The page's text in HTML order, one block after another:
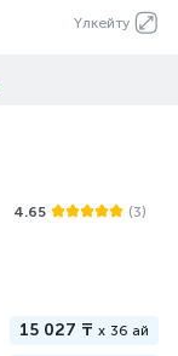
Үлкейту
4.65 (3)
15 027 ₸ x 36 ай